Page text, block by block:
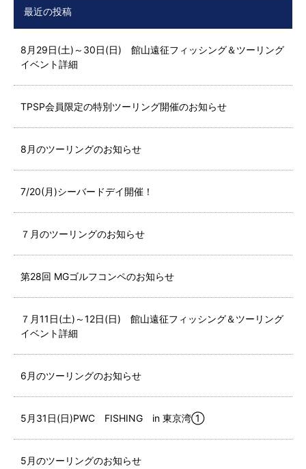
最近の投稿
8月29日(土)～30日(日) 館山遠征フィッシング＆ツーリング
イベント詳細
TPSP会員限定の特別ツーリング開催のお知らせ
8月のツーリングのお知らせ
7/20(月)シーバードデイ開催！
７月のツーリングのお知らせ
第28回 MGゴルフコンペのお知らせ
７月11日(土)～12日(日) 館山遠征フィッシング＆ツーリング
イベント詳細
6月のツーリングのお知らせ
5月31日(日)PWC FISHING in 東京湾①
5月のツーリングのお知らせ